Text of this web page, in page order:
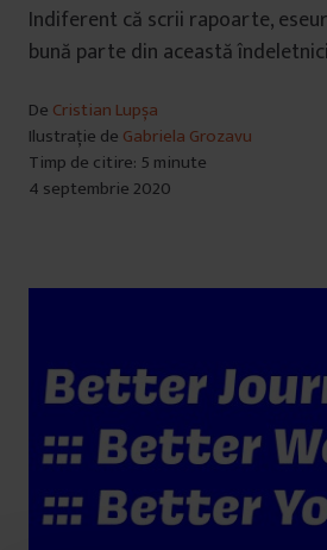
Indiferent că scrii rapoarte,
bună parte din această
De Cristian Lupșa
Ilustrație de Gabriela Grozavu
Timp de citire: 5 minute
4 septembrie 2020